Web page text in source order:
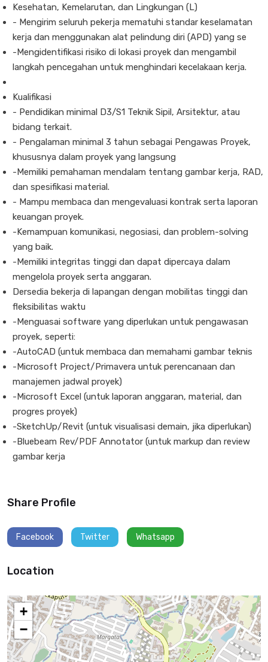
Kesehatan, Kemelarutan, dan Lingkungan (L)
- Mengirim seluruh pekerja mematuhi standar keselamatan
kerja dan menggunakan alat pelindung diri (APD) yang se
-Mengidentifikasi risiko di lokasi proyek dan mengambil
langkah pencegahan untuk menghindari kecelakaan kerja.
Kualifikasi
- Pendidikan minimal D3/S1 Teknik Sipil, Arsitektur, atau
bidang terkait.
- Pengalaman minimal 3 tahun sebagai Pengawas Proyek,
khususnya dalam proyek yang langsung
-Memiliki pemahaman mendalam tentang gambar kerja, RAD,
dan spesifikasi material.
- Mampu membaca dan mengevaluasi kontrak serta laporan
keuangan proyek.
-Kemampuan komunikasi, negosiasi, dan problem-solving
yang baik.
-Memiliki integritas tinggi dan dapat dipercaya dalam
mengelola proyek serta anggaran.
Dersedia bekerja di lapangan dengan mobilitas tinggi dan
fleksibilitas waktu
-Menguasai software yang diperlukan untuk pengawasan
proyek, seperti:
-AutoCAD (untuk membaca dan memahami gambar teknis
-Microsoft Project/Primavera untuk perencanaan dan
manajemen jadwal proyek)
-Microsoft Excel (untuk laporan anggaran, material, dan
progres proyek)
-SketchUp/Revit (untuk visualisasi demain, jika diperlukan)
-Bluebeam Rev/PDF Annotator (untuk markup dan review
gambar kerja
Share Profile
Facebook Twitter Whatsapp
Location
+
−